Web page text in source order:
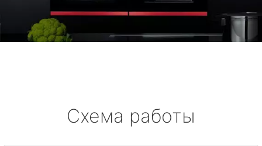
Схема работы